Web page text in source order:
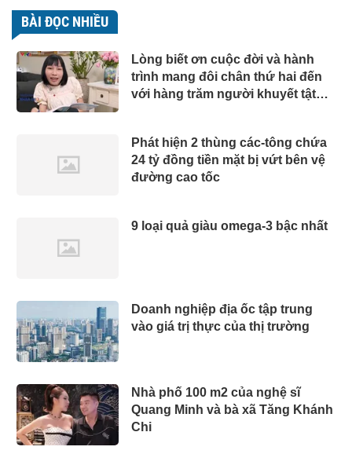
BÀI ĐỌC NHIỀU
Lòng biết ơn cuộc đời và hành
trình mang đôi chân thứ hai đến
với hàng trăm người khuyết tật
Phát hiện 2 thùng các-tông chứa
24 tỷ đồng tiền mặt bị vứt bên vệ
đường cao tốc
9 loại quả giàu omega-3 bậc nhất
Doanh nghiệp địa ốc tập trung
vào giá trị thực của thị trường
Nhà phố 100 m2 của nghệ sĩ
Quang Minh và bà xã Tăng Khánh
Chi